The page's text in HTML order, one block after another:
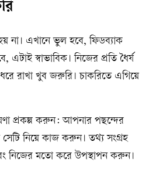
না। এখানে ভুল হবে, ফিডব্যাক
স্বাভাবিক। নিজের প্রতি ধৈর্য
রাখা খুব জরুরি। চাকরিতে এগিয়ে
প্রকল্প করুন: আপনার পছন্দের
নিয়ে কাজ করুন। তথ্য সংগ্রহ
নিজের মতো করে উপস্থাপন করুন।